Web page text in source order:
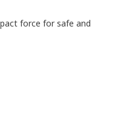
force for safe and